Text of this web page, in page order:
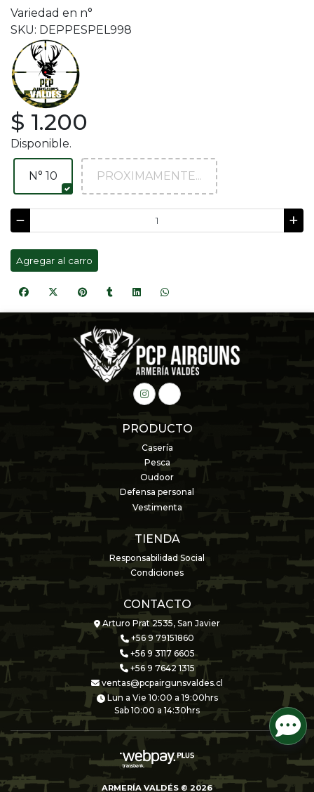
Variedad en n°
SKU: DEPPESPEL998
$ 1.200
Disponible.
N° 10 PROXIMAMENTE...
Agregar al carro
PRODUCTO
Casería
Pesca
Oudoor
Defensa personal
Vestimenta
TIENDA
Responsabilidad Social
Condiciones
CONTACTO
Arturo Prat 2535, San Javier
+56 9 79151860
+56 9 3117 6605
+56 9 7642 1315
ventas@pcpairgunsvaldes.cl
Lun a Vie 10:00 a 19:00hrs
Sab 10:00 a 14:30hrs
ARMERÍA VALDÉS © 2026